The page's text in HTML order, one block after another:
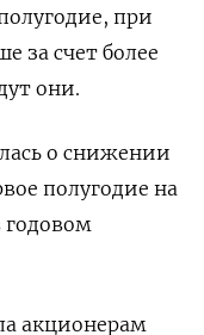
при
за счет более
они.
о снижении
полугодие на
годовом
акционерам